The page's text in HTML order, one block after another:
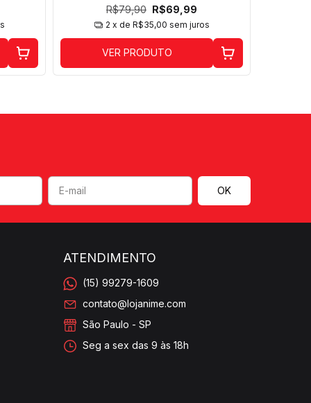
R$79,90 R$69,99
2 x de R$35,00 sem juros
VER PRODUTO
ATENDIMENTO
(15) 99279-1609
contato@lojanime.com
São Paulo - SP
Seg a sex das 9 às 18h